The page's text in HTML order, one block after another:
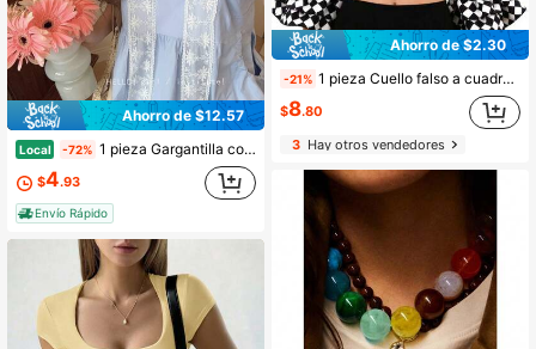
Ahorro de $12.57
Local -72% 1 pieza Gargantilla con patrón floral Cottagecore, bufanda de cinta recta extra larga para envolver el cuello, accesorio de estética fresca y femenina para sesiones de fotos de vacaciones y atuendos diarios
$4.93
Envío Rápido
Ahorro de $2.30
-21% 1 pieza Cuello falso a cuadros blanco y negro, Cuello, Cuello falso, Cuello falso a cuadros para disfraz de payaso, Accesorio de ropa unisex, Juego de roles, Disfraz de Halloween, Ropa de mujer para Halloween, (Talla única, se envía al azar estilo de cuello de payaso y manga de payaso)
$8.80
3Hay otros vendedores